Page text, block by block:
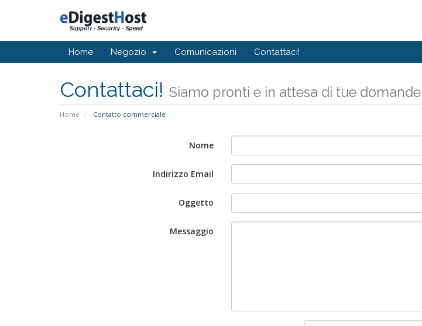
Home Negozio Comunicazioni Contattaci!
Contattaci! Siamo pronti e in attesa di tue domande
Home Contatto commerciale
Nome
Indirizzo Email
Oggetto
Messaggio